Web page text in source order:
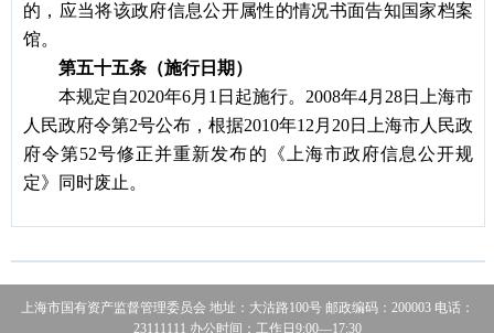
的，应当将该政府信息公开属性的情况书面告知国家档案
馆。
第五十五条（施行日期）
本规定自2020年6月1日起施行。2008年4月28日上海市
人民政府令第2号公布，根据2010年12月20日上海市人民政
府令第52号修正并重新发布的《上海市政府信息公开规
定》同时废止。
最新阅读